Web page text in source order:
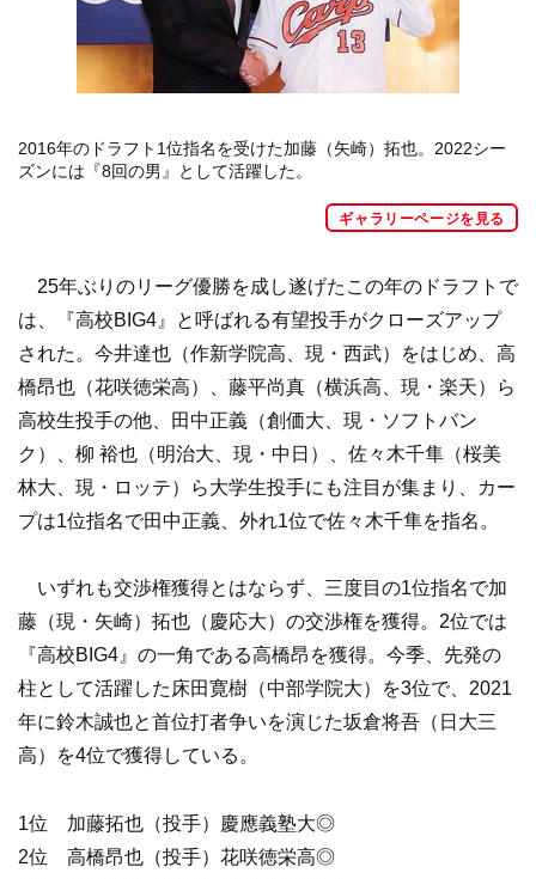
2016年のドラフト1位指名を受けた加藤（矢崎）拓也。2022シー
ズンには『8回の男』として活躍した。
ギャラリーページを見る
25年ぶりのリーグ優勝を成し遂げたこの年のドラフトで
は、『高校BIG4』と呼ばれる有望投手がクローズアップ
された。今井達也（作新学院高、現・西武）をはじめ、高
橋昂也（花咲徳栄高）、藤平尚真（横浜高、現・楽天）ら
高校生投手の他、田中正義（創価大、現・ソフトバン
ク）、柳 裕也（明治大、現・中日）、佐々木千隼（桜美
林大、現・ロッテ）ら大学生投手にも注目が集まり、カー
プは1位指名で田中正義、外れ1位で佐々木千隼を指名。
いずれも交渉権獲得とはならず、三度目の1位指名で加
藤（現・矢崎）拓也（慶応大）の交渉権を獲得。2位では
『高校BIG4』の一角である高橋昂を獲得。今季、先発の
柱として活躍した床田寛樹（中部学院大）を3位で、2021
年に鈴木誠也と首位打者争いを演じた坂倉将吾（日大三
高）を4位で獲得している。
1位 加藤拓也（投手）慶應義塾大◎
2位 高橋昂也（投手）花咲徳栄高◎